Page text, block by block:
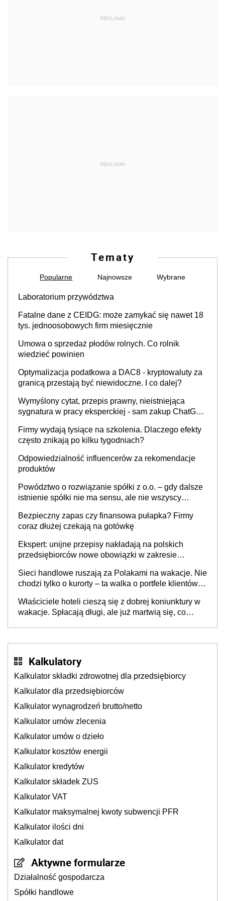
REKLAMA
REKLAMA
Tematy
Popularne Najnowsze Wybrane
Laboratorium przywództwa
Fatalne dane z CEIDG: może zamykać się nawet 18
tys. jednoosobowych firm miesięcznie
Umowa o sprzedaż płodów rolnych. Co rolnik
wiedzieć powinien
Optymalizacja podatkowa a DAC8 - kryptowaluty za
granicą przestają być niewidoczne. I co dalej?
Wymyślony cytat, przepis prawny, nieistniejąca
sygnatura w pracy eksperckiej - sam zakup ChatGPT
Firmy wydają tysiące na szkolenia. Dlaczego efekty
często znikają po kilku tygodniach?
Odpowiedzialność influencerów za rekomendacje
produktów
Powództwo o rozwiązanie spółki z o.o. – gdy dalsze
istnienie spółki nie ma sensu, ale nie wszyscy
Bezpieczny zapas czy finansowa pułapka? Firmy
coraz dłużej czekają na gotówkę
Ekspert: unijne przepisy nakładają na polskich
przedsiębiorców nowe obowiązki w zakresie
Sieci handlowe ruszają za Polakami na wakacje. Nie
chodzi tylko o kurorty – ta walka o portfele klientów
cichu
Właściciele hoteli cieszą się z dobrej koniunktury w
wakacje. Spłacają długi, ale już martwią się, co
Kalkulatory
Kalkulator składki zdrowotnej dla przedsiębiorcy
Kalkulator dla przedsiębiorców
Kalkulator wynagrodzeń brutto/netto
Kalkulator umów zlecenia
Kalkulator umów o dzieło
Kalkulator kosztów energii
Kalkulator kredytów
Kalkulator składek ZUS
Kalkulator VAT
Kalkulator maksymalnej kwoty subwencji PFR
Kalkulator ilości dni
Kalkulator dat
Aktywne formularze
Działalność gospodarcza
Spółki handlowe